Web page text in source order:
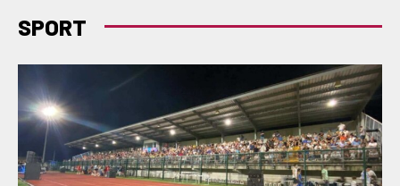
SPORT